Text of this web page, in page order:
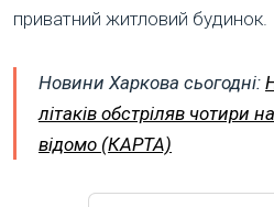
приватний житловий будинок.
Новини Харкова сьогодні:
літаків обстріляв чотири
відомо (КАРТА)